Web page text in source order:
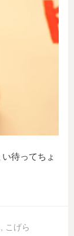
待ってちょ
, こげら